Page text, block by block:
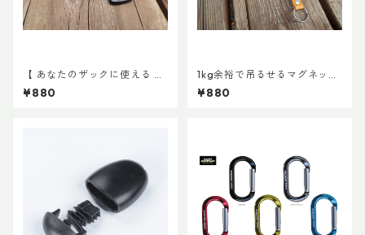
【 あなたのザックに使える 】
キャッチ7
¥880
1kg余裕で吊るせるマグネット
キーホルダー
¥880